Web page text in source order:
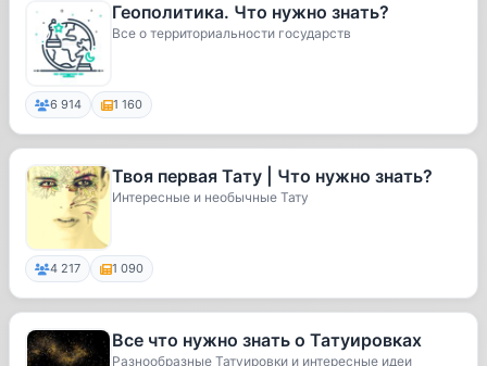
Геополитика. Что нужно знать?
Все о территориальности государств
6 914 1 160
Твоя первая Тату | Что нужно знать?
Интересные и необычные Тату
4 217 1 090
Все что нужно знать о Татуировках
Разнообразные Татуировки и интересные идеи